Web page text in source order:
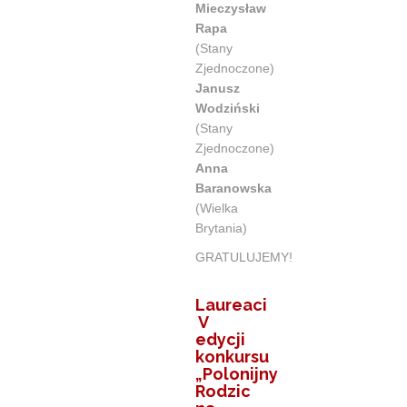
Mieczysław
Rapa
(Stany
Zjednoczone)
Janusz
Wodziński
(Stany
Zjednoczone)
Anna
Baranowska
(Wielka
Brytania)
GRATULUJEMY!
Laureaci
V
edycji
konkursu
„Polonijny
Rodzic